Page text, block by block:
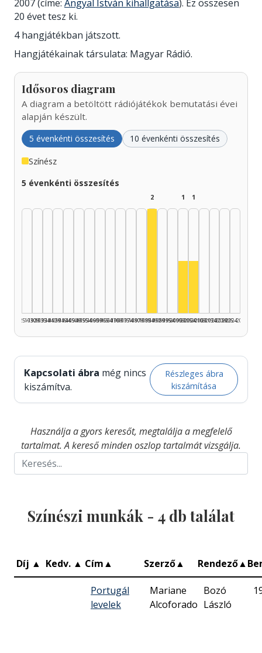
2007 (címe: Angyal István kihallgatása). Ez összesen
20 évet tesz ki.
4 hangjátékban játszott.
Hangjátékainak társulata: Magyar Rádió.
Idősoros diagram
A diagram a betöltött rádiójátékok bemutatási évei
alapján készült.
5 évenkénti összesítés 10 évenkénti összesítés
Színész
5 évenkénti összesítés
1925–1929
1930–1934
1935–1939
1940–1944
1945–1949
1950–1954
1955–1959
1960–1964
1965–1969
1970–1974
1975–1979
1980–1984
2
1985–1989
1990–1994
1995–1999
1
2000–2004
1
2005–2009
2010–2014
2015–2019
2020–2024
2025–2026
Kapcsolati ábra még nincs
kiszámítva.
Részleges ábra
kiszámítása
Használja a gyors keresőt, megtalálja a megfelelő
tartalmat. A kereső minden oszlop tartalmát vizsgálja.
Színészi munkák - 4 db találat
Díj ▲ Kedv. ▲ Cím▲ Szerző▲ Rendező▲
Portugál
levelek
Mariane
Alcoforado
Bozó
László